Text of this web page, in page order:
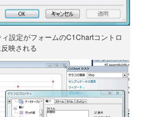
設定がフォームのC1Chartコントロ
映される